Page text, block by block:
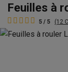
Feuilles à
5 / 5 (12